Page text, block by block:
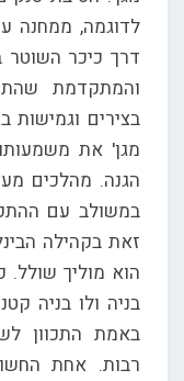
לדוגמה, ממחנה
דרך כיכר
והמתקדמת
בצירים וגמישות
מגן' את
הגנה. מהלכים
במשולב עם
זאת בקהילה
הוא מוליך שולל.
בניה ולו בניה
באמת התכוון
רבות. אחת